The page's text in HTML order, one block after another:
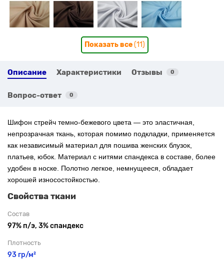
Показать все(11)
Описание Характеристики Отзывы 0
Вопрос-ответ 0
Шифон стрейч темно-бежевого цвета — это эластичная,
непрозрачная ткань, которая помимо подкладки, применяется
как независимый материал для пошива женских блузок,
платьев, юбок. Материал с нитями спандекса в составе, более
удобен в носке. Полотно легкое, немнущееся, обладает
хорошей износостойкостью.
Свойства ткани
Состав
97% п/э, 3% спандекс
Плотность
93 гр/м²